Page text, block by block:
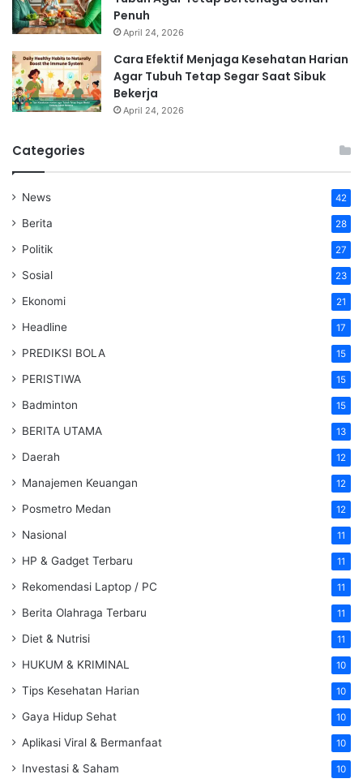
Penuh
April 24, 2026
Cara Efektif Menjaga Kesehatan Harian
Agar Tubuh Tetap Segar Saat Sibuk
Bekerja
April 24, 2026
Categories
News 42
Berita 28
Politik 27
Sosial 23
Ekonomi 21
Headline 17
PREDIKSI BOLA 15
PERISTIWA 15
Badminton 15
BERITA UTAMA 13
Daerah 12
Manajemen Keuangan 12
Posmetro Medan 12
Nasional 11
HP & Gadget Terbaru 11
Rekomendasi Laptop / PC 11
Berita Olahraga Terbaru 11
Diet & Nutrisi 11
HUKUM & KRIMINAL 10
Tips Kesehatan Harian 10
Gaya Hidup Sehat 10
Aplikasi Viral & Bermanfaat 10
Investasi & Saham 10